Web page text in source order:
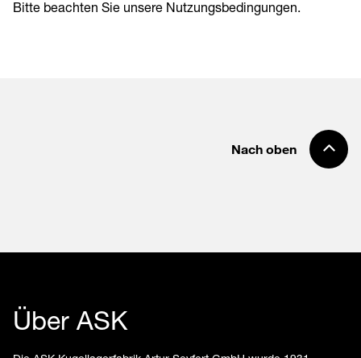
Bitte beachten Sie unsere Nutzungsbedingungen.
Nach oben
Über ASK